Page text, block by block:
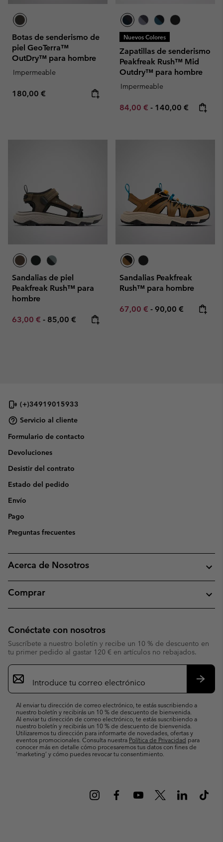
Botas de senderismo de
piel GeoTerra™
OutDry™ para hombre
Impermeable
Regular price:
180,00 €
Nuevos Colores
Zapatillas de senderismo
Peakfreak Rush™ Mid
Outdry™ para hombre
Impermeable
Minimum sale price:
84,00 € - Maximum price:
140,00 €
Sandalias de piel
Peakfreak Rush™ para
hombre
Minimum sale price:
63,00 € - Maximum price:
85,00 €
Sandalias Peakfreak
Rush™ para hombre
Minimum sale price:
67,00 € - Maximum price:
90,00 €
(+)34919015933
Servicio al cliente
Formulario de contacto
Devoluciones
Desistir del contrato
Estado del pedido
Envío
Pago
Preguntas frecuentes
Acerca de Nosotros
Comprar
Conéctate con nosotros
Suscríbete a nuestro boletín y recibe un 10 % de descuento en
tu primer pedido al gastar 120 € en artículos no rebajados.
Suscripción
de
correo
Al enviar tu dirección de correo electrónico, te estás suscribiendo a
nuestro boletín y recibirás un 10 % de descuento de bienvenida.
Al enviar tu dirección de correo electrónico, te estás suscribiendo a
nuestro boletín y recibirás un 10 % de descuento de bienvenida.
Utilizaremos tu dirección para informarte de novedades, ofertas y
eventos promocionales. Consulta nuestra Política de Privacidad para
conocer más en detalle cómo procesaremos tus datos con fines de
’marketing’ y cómo puedes revocar tu consentimiento.